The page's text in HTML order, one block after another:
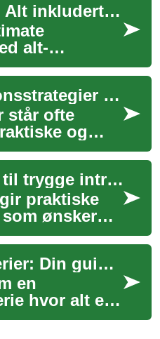
Drømmeferien: Alt inkludert for maksimal avslapning
alt-
Fra
til
even...
Kommunikasjonsstrategier for nye par som vil bygge tillit
står ofte
og
når
stabilt
Trinnvis guide til trygge introduksjoner for voksne
praktiske
ønsker
og
Alt-inklusive ferier: Din guide til luksuriøse strandopphold
en
hvor alt er
kan nyte
og luksus